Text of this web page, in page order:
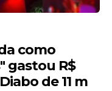
como
gastou R$
de 11 m